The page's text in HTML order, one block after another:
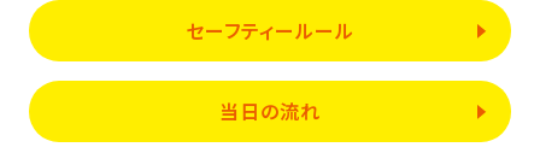
セーフティールール
当日の流れ